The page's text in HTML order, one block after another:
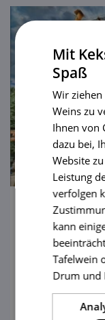
Ein
große
Labyrinth
sowie
Mit
Spaß
Wir
Weins zu
Ihnen von
dazu bei,
Website
Leistung
verfolgen
kann
Tafelwein
Drum und